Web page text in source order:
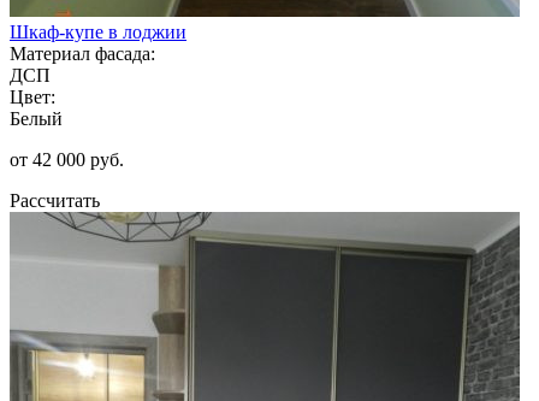
Шкаф-купе в лоджии
Материал фасада:
ДСП
Цвет:
Белый
от 42 000 руб.
Рассчитать